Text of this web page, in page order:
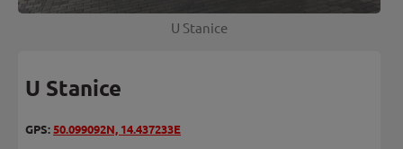
U Stanice
U Stanice
GPS:50.099092N, 14.437233E